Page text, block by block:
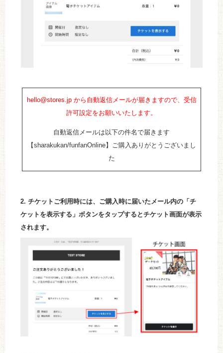
hello@stores.jp から自動返信メールが届きますので、受信
許可設定をお願いいたします。
自動返信メールは以下の件名で届きます
【sharakukan/funfanOnline】ご購入ありがとうございまし
た
2. チケットご利用時には、ご購入時に届いたメール内の「チ
ケットを表示する」ボタンをタップするとチケット画面が表示
されます。